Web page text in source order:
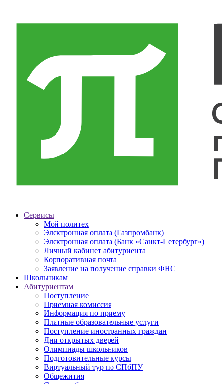
Сервисы
Мой политех
Электронная оплата (Газпромбанк)
Электронная оплата (Банк «Санкт-Петербург»)
Личный кабинет абитуриента
Корпоративная почта
Заявление на получение справки ФНС
Школьникам
Абитуриентам
Поступление
Приемная комиссия
Информация по приему
Платные образовательные услуги
Поступление иностранных граждан
Дни открытых дверей
Олимпиады школьников
Подготовительные курсы
Виртуальный тур по СПбПУ
Общежития